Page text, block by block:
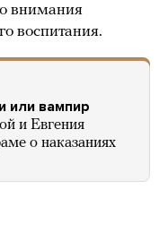
внимания
воспитания.
или вампир
и Евгения
о наказаниях